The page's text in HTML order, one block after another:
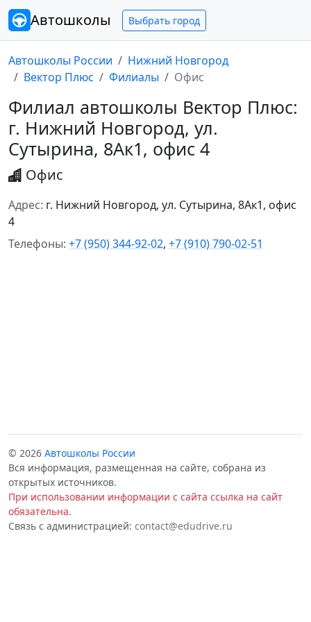
Автошколы Выбрать город
Автошколы России
Нижний Новгород
Вектор Плюс
Филиалы Офис
Филиал автошколы Вектор Плюс:
г. Нижний Новгород, ул.
Сутырина, 8Ак1, офис 4
Офис
Адрес: г. Нижний Новгород, ул. Сутырина, 8Ак1, офис
4
Телефоны: +7 (950) 344-92-02, +7 (910) 790-02-51
© 2026 Автошколы России
Вся информация, размещенная на сайте, собрана из
открытых источников.
При использовании информации с сайта ссылка на сайт
обязательна.
Связь с администрацией: contact@edudrive.ru